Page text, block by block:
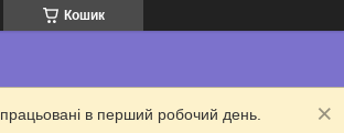
Кошик
в перший робочий день.